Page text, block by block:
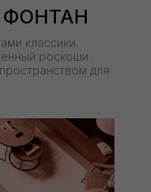
классики.
роскоши
для